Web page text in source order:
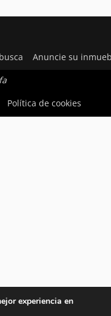
Anuncie su
Política de cookies
experiencia en